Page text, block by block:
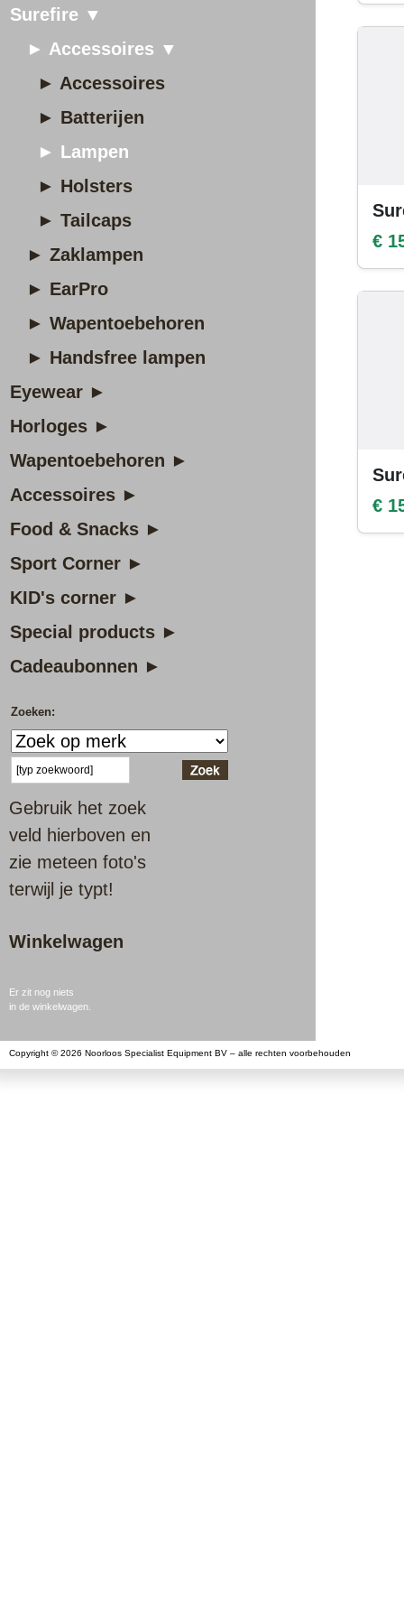
Surefire ▼
► Accessoires ▼
► Accessoires
► Batterijen
► Lampen
► Holsters
► Tailcaps
► Zaklampen
► EarPro
► Wapentoebehoren
► Handsfree lampen
Eyewear ►
Horloges ►
Wapentoebehoren ►
Accessoires ►
Food & Snacks ►
Sport Corner ►
KID's corner ►
Special products ►
Cadeaubonnen ►
Zoeken:
Gebruik het zoek
veld hierboven en
zie meteen foto's
terwijl je typt!
Winkelwagen
Er zit nog niets
in de winkelwagen.
€
€
Copyright © 2026 Noorloos Specialist Equipment BV – alle rechten voorbehouden